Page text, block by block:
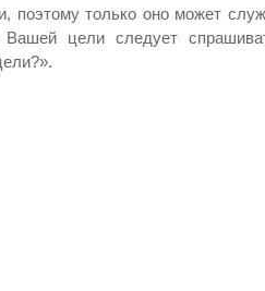
поэтому только оно может
Вашей цели следует